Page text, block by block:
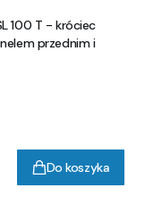
100 T - króciec
przednim i
Do koszyka